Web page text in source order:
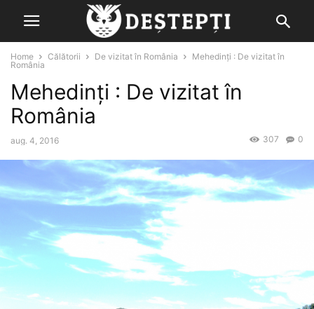
Home Călătorii De vizitat în România
Mehedinţi : De vizitat în
România
Mehedinţi : De vizitat în
România
aug. 4, 2016 0
307